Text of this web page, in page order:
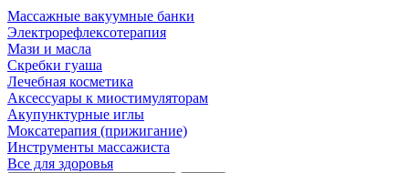
Массажные вакуумные банки
Электрорефлексотерапия
Мази и масла
Скребки гуаша
Лечебная косметика
Аксессуары к миостимуляторам
Акупунктурные иглы
Моксатерапия (прижигание)
Инструменты массажиста
Все для здоровья